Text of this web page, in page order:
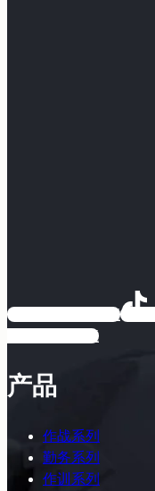
EARMOR耳魔
EARMOR耳魔
产品
作战系列
勤务系列
作训系列